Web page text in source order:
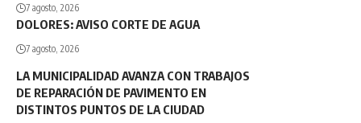
7 agosto, 2026
DOLORES: AVISO CORTE DE AGUA
7 agosto, 2026
LA MUNICIPALIDAD AVANZA CON TRABAJOS
DE REPARACIÓN DE PAVIMENTO EN
DISTINTOS PUNTOS DE LA CIUDAD